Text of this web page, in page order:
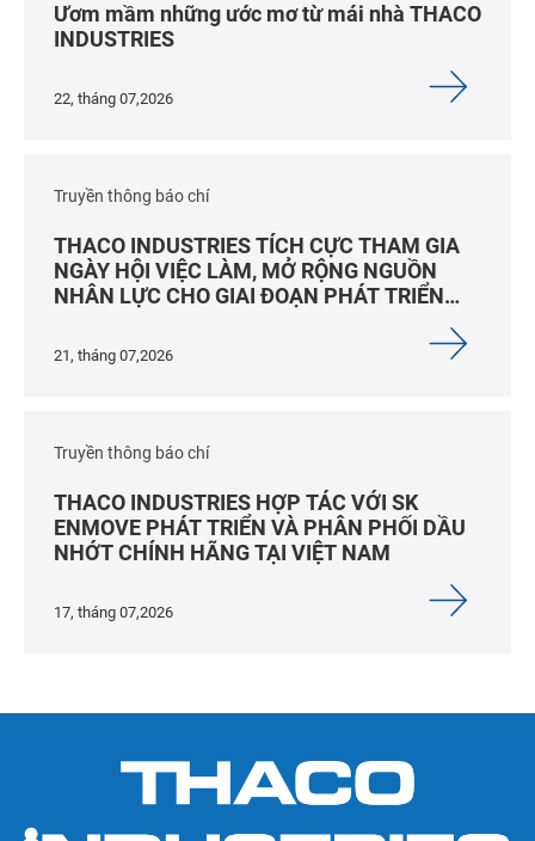
Ươm mầm những ước mơ từ mái nhà THACO
INDUSTRIES
22, tháng 07,2026
Truyền thông báo chí
THACO INDUSTRIES TÍCH CỰC THAM GIA
NGÀY HỘI VIỆC LÀM, MỞ RỘNG NGUỒN
NHÂN LỰC CHO GIAI ĐOẠN PHÁT TRIỂN
21, tháng 07,2026
Truyền thông báo chí
THACO INDUSTRIES HỢP TÁC VỚI SK
ENMOVE PHÁT TRIỂN VÀ PHÂN PHỐI DẦU
NHỚT CHÍNH HÃNG TẠI VIỆT NAM
17, tháng 07,2026